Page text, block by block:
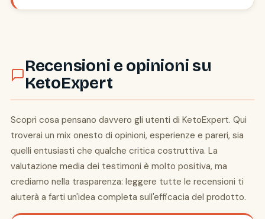
Recensioni e opinioni su
KetoExpert
Scopri cosa pensano davvero gli utenti di KetoExpert. Qui
troverai un mix onesto di opinioni, esperienze e pareri, sia
quelli entusiasti che qualche critica costruttiva. La
valutazione media dei testimoni è molto positiva, ma
crediamo nella trasparenza: leggere tutte le recensioni ti
aiuterà a farti un'idea completa sull'efficacia del prodotto.